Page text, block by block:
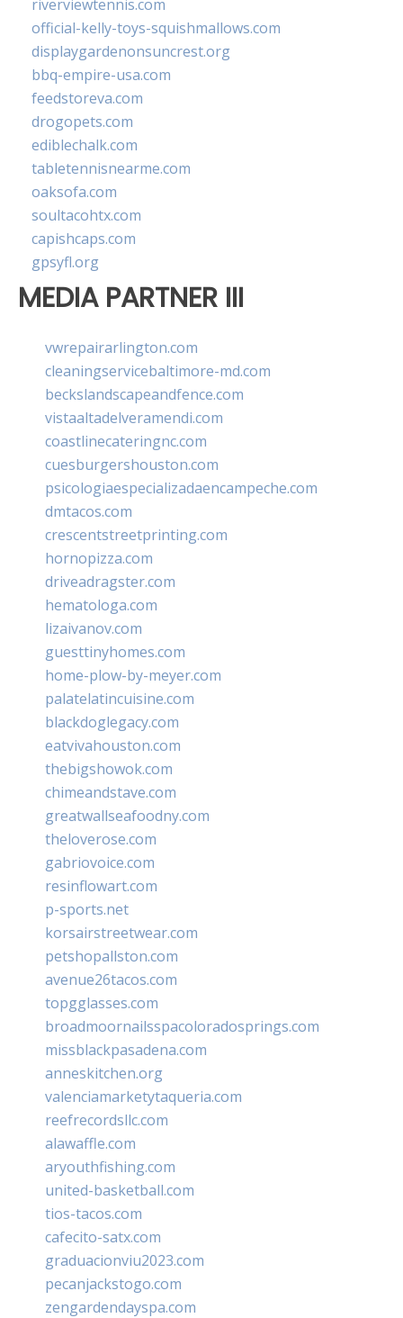
riverviewtennis.com
official-kelly-toys-squishmallows.com
displaygardenonsuncrest.org
bbq-empire-usa.com
feedstoreva.com
drogopets.com
ediblechalk.com
tabletennisnearme.com
oaksofa.com
soultacohtx.com
capishcaps.com
gpsyfl.org
MEDIA PARTNER III
vwrepairarlington.com
cleaningservicebaltimore-md.com
beckslandscapeandfence.com
vistaaltadelveramendi.com
coastlinecateringnc.com
cuesburgershouston.com
psicologiaespecializadaencampeche.com
dmtacos.com
crescentstreetprinting.com
hornopizza.com
driveadragster.com
hematologa.com
lizaivanov.com
guesttinyhomes.com
home-plow-by-meyer.com
palatelatincuisine.com
blackdoglegacy.com
eatvivahouston.com
thebigshowok.com
chimeandstave.com
greatwallseafoodny.com
theloverose.com
gabriovoice.com
resinflowart.com
p-sports.net
korsairstreetwear.com
petshopallston.com
avenue26tacos.com
topgglasses.com
broadmoornailsspacoloradosprings.com
missblackpasadena.com
anneskitchen.org
valenciamarketytaqueria.com
reefrecordsllc.com
alawaffle.com
aryouthfishing.com
united-basketball.com
tios-tacos.com
cafecito-satx.com
graduacionviu2023.com
pecanjackstogo.com
zengardendayspa.com